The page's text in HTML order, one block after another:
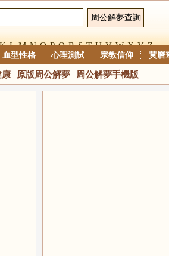
K L M N O P Q R S T U V W X Y Z
血型性格 心理測試 宗教信仰 黃曆
康 原版周公解夢 周公解夢手機版